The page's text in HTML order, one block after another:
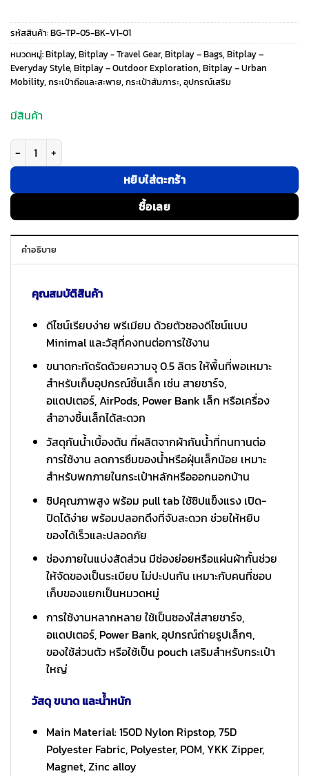
price
was:
1,690 ฿.
price
is:
1,390 ฿.
รหัสสินค้า:BG-TP-05-BK-V1-01
หมวดหมู่:Bitplay, Bitplay - Travel Gear, Bitplay – Bags, Bitplay –
Everyday Style, Bitplay – Outdoor Exploration, Bitplay – Urban
Mobility, กระเป๋าถือและสะพาย, กระเป๋าสัมภาระ, อุปกรณ์เสริม
มีสินค้า
จำนวน Bitplay รุ่น Essential Transit Pouch 0.5L - กระเป๋าสะพายข้าง - สี
หยิบใส่ตะกร้า
ซื้อเลย
คำอธิบาย
คุณสมบัติสินค้า
ดีไซน์เรียบง่าย พรีเมียม ด้วยตัวซองดีไซน์แบบ
Minimal และวัสุที่คงทนต่อการใช้งาน
ขนาดกะทัดรัดด้วยความจุ 0.5 ลิตร ให้พื้นที่พอเหมาะ
สำหรับเก็บอุปกรณ์ชิ้นเล็ก เช่น สายชาร์จ,
อแดปเตอร์, AirPods, Power Bank เล็ก หรือเครื่อง
สำอางชิ้นเล็กได้สะดวก
วัสดุกันน้ำเบื้องต้น ที่ผลิตจากผ้ากันน้ำที่ทนทานต่อ
การใช้งาน ลดการซึมของน้ำหรือฝุ่นเล็กน้อย เหมาะ
สำหรับพกภายในกระเป๋าหลักหรือออกนอกบ้าน
ซิปคุณภาพสูง พร้อม pull tab ใช้ซิปแข็งแรง เปิด-
ปิดได้ง่าย พร้อมปลอกดึงที่จับสะดวก ช่วยให้หยิบ
ของได้เร็วและปลอดภัย
ช่องภายในแบ่งสัดส่วน มีช่องย่อยหรือแผ่นผ้ากั้นช่วย
ให้จัดของเป็นระเบียบ ไม่ปะปนกัน เหมาะกับคนที่ชอบ
เก็บของแยกเป็นหมวดหมู่
การใช้งานหลากหลาย ใช้เป็นซองใส่สายชาร์จ,
อแดปเตอร์, Power Bank, อุปกรณ์ถ่ายรูปเล็กๆ,
ของใช้ส่วนตัว หรือใช้เป็น pouch เสริมสำหรับกระเป๋า
ใหญ่
วัสดุ ขนาด และน้ำหนัก
Main Material: 150D Nylon Ripstop, 75D
Polyester Fabric, Polyester, POM, YKK Zipper,
Magnet, Zinc alloy